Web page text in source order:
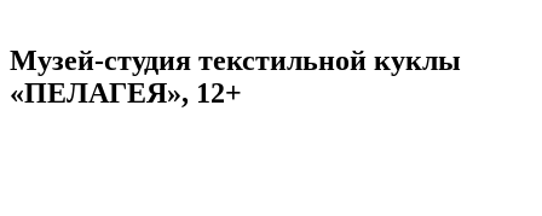
Музей-студия текстильной куклы
«ПЕЛАГЕЯ», 12+